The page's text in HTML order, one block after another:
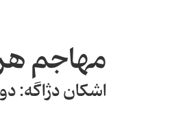
مهاجم
اشكان دژاگه: